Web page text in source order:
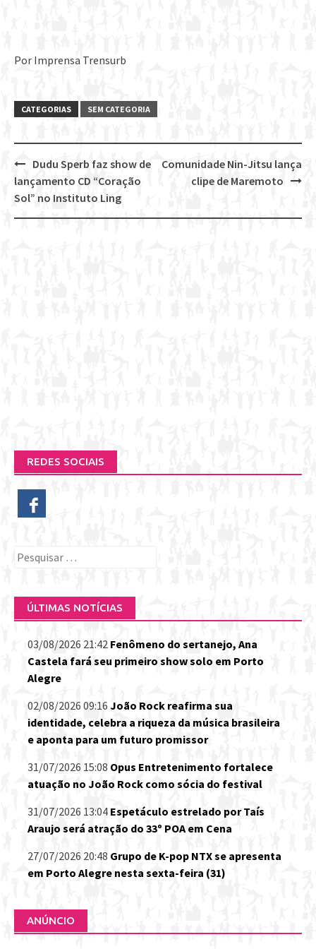
Por Imprensa Trensurb
CATEGORIAS SEM CATEGORIA
Post
navigation
Comunidade Nin-Jitsu lança
clipe de Maremoto
Dudu Sperb faz show de
lançamento CD “Coração
Sol” no Instituto Ling
REDES SOCIAIS
Pesquisar
ÚLTIMAS NOTÍCIAS
03/08/2026 21:42 Fenômeno do sertanejo, Ana
Castela fará seu primeiro show solo em Porto
Alegre
02/08/2026 09:16 João Rock reafirma sua
identidade, celebra a riqueza da música brasileira
e aponta para um futuro promissor
31/07/2026 15:08 Opus Entretenimento fortalece
atuação no João Rock como sócia do festival
31/07/2026 13:04 Espetáculo estrelado por Taís
Araujo será atração do 33º POA em Cena
27/07/2026 20:48 Grupo de K-pop NTX se apresenta
em Porto Alegre nesta sexta-feira (31)
ANÚNCIO